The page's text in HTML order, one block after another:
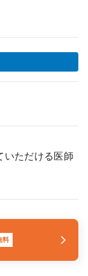
いただける医師
料